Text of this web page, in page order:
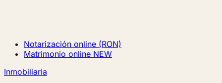
Notarización online (RON)
Matrimonio online NEW
Inmobiliaria